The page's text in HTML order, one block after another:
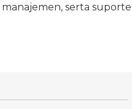
serta